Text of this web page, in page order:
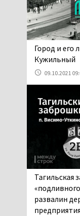
паразитов,
ребёнка в
Нижнего
05.08.2026
«Упырь»
под
05.08.2026
​​​​​​​Город и
Кужильный
09.10.2021
Тагильская
развалин
предприятия